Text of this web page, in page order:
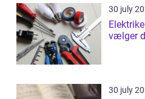
30 july
Elektriker
vælger
30 july